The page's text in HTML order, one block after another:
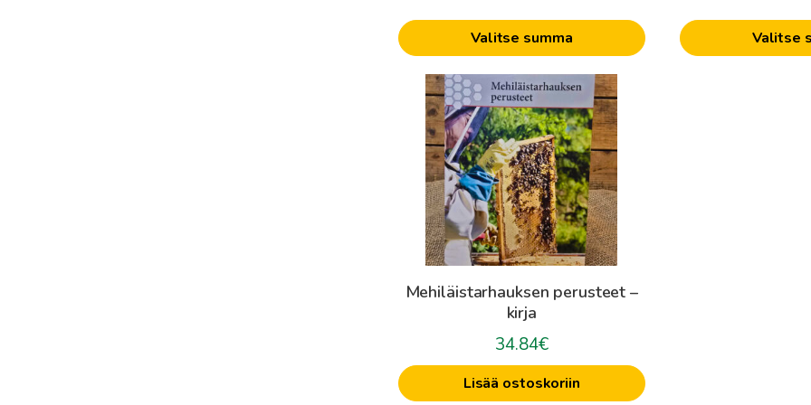
Valitse summa Valitse
Mehiläistarhauksen perusteet –
kirja
34.84€
Lisää ostoskoriin